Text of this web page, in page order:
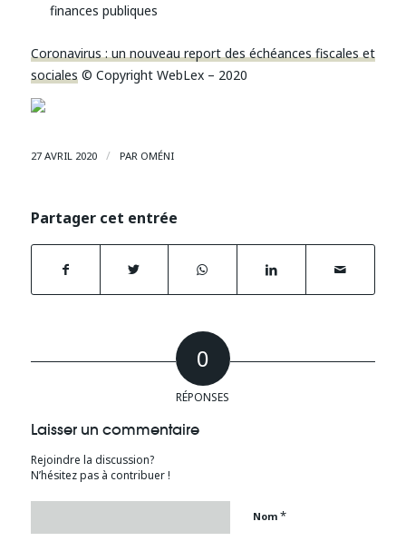
finances publiques
Coronavirus : un nouveau report des échéances fiscales et
sociales© Copyright WebLex – 2020
27 AVRIL 2020 / PAR OMÉNI
Partager cet entrée
0
RÉPONSES
Laisser un commentaire
Rejoindre la discussion?
N’hésitez pas à contribuer !
Nom *